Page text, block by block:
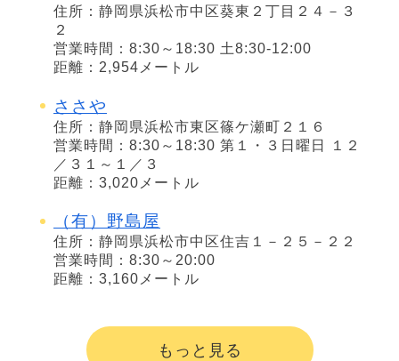
住所：静岡県浜松市中区葵東２丁目２４－３
２
営業時間：8:30～18:30 土8:30-12:00
距離：2,954メートル
ささや
住所：静岡県浜松市東区篠ケ瀬町２１６
営業時間：8:30～18:30 第１・３日曜日 １２
／３１～１／３
距離：3,020メートル
（有）野島屋
住所：静岡県浜松市中区住吉１－２５－２２
営業時間：8:30～20:00
距離：3,160メートル
もっと見る